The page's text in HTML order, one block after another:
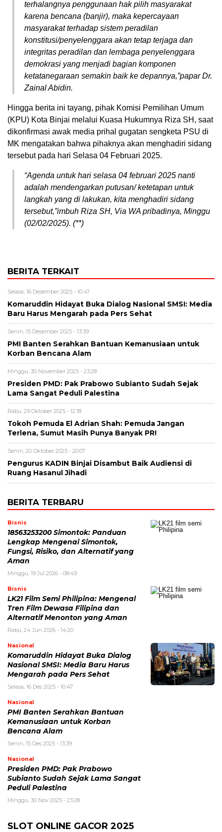
terhalangnya penggunaan hak pilih masyarakat
karena bencana (banjir), maka kepercayaan
masyarakat terhadap sistem peradilan
konstitusi/penyelenggara akan tetap terjaga dan
integritas peradilan dan lembaga penyelenggara
demokrasi yang menjadi bagian komponen
ketatanegaraan semakin baik ke depannya,”papar Dr.
Zainal Abidin.
Hingga berita ini tayang, pihak Komisi Pemilihan Umum
(KPU) Kota Binjai melalui Kuasa Hukumnya Riza SH, saat
dikonfirmasi awak media prihal gugatan sengketa PSU di
MK mengatakan bahwa pihaknya akan menghadiri sidang
tersebut pada hari Selasa 04 Februari 2025.
“Agenda untuk hari selasa 04 februari 2025 nanti
adalah mendengarkan putusan/ ketetapan untuk
langkah yang di lakukan, kita menghadiri sidang
tersebut,”imbuh Riza SH, Via WA pribadinya, Minggu
(02/02/2025). (**)
BERITA TERKAIT
Selasa, 16 Desember 2025 - 10:47
Komaruddin Hidayat Buka Dialog Nasional SMSI: Media
Baru Harus Mengarah pada Pers Sehat
Senin, 15 Desember 2025 - 13:39
PMI Banten Serahkan Bantuan Kemanusiaan untuk
Korban Bencana Alam
Minggu, 30 November 2025 - 23:28
Presiden PMD: Pak Prabowo Subianto Sudah Sejak
Lama Sangat Peduli Palestina
Rabu, 29 Oktober 2025 - 12:18
Tokoh Pemuda El Adrian Shah: Pemuda Jangan
Terlena, Sumut Masih Punya Banyak PR!
Senin, 20 Oktober 2025 - 20:07
Pengurus KADIN Binjai Disambut Baik Audiensi di
Ruang Hasanul Jihadi
BERITA TERBARU
Bisnis
18563253200 Simontok: Panduan
Lengkap Mengenai Simontok,
Fungsi, Risiko, dan Alternatif yang
Aman
Minggu, 19 Jul 2026 - 08:49
Bisnis
LK21 Film Semi Philipina: Mengenal
Tren Film Dewasa Filipina dan
Alternatif Menonton yang Aman
Rabu, 24 Jun 2026 - 14:20
Nasional
Komaruddin Hidayat Buka Dialog
Nasional SMSI: Media Baru Harus
Mengarah pada Pers Sehat
Selasa, 16 Des 2025 - 10:47
Nasional
PMI Banten Serahkan Bantuan
Kemanusiaan untuk Korban
Bencana Alam
Senin, 15 Des 2025 - 13:39
Nasional
Presiden PMD: Pak Prabowo
Subianto Sudah Sejak Lama Sangat
Peduli Palestina
Minggu, 30 Nov 2025 - 23:28
SLOT ONLINE GACOR 2025